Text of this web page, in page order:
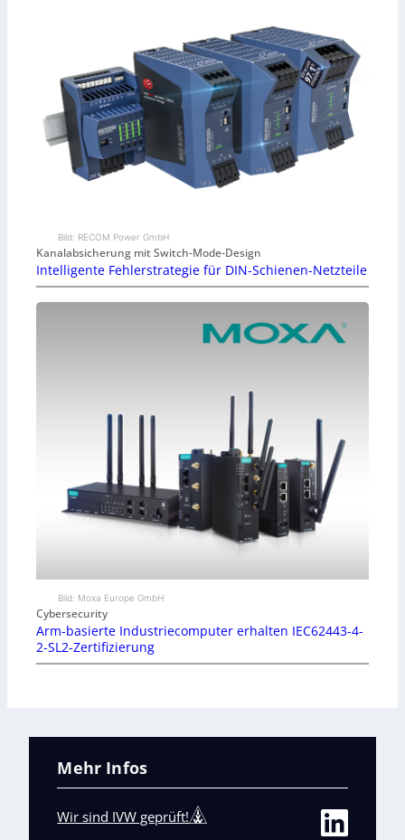
Bild: RECOM Power GmbH
Kanalabsicherung mit Switch-Mode-Design
Intelligente Fehlerstrategie für DIN-Schienen-Netzteile
Bild: Moxa Europe GmbH
Cybersecurity
Arm-basierte Industriecomputer erhalten IEC62443-4-
2-SL2-Zertifizierung
Mehr Infos
Wir sind IVW geprüft!